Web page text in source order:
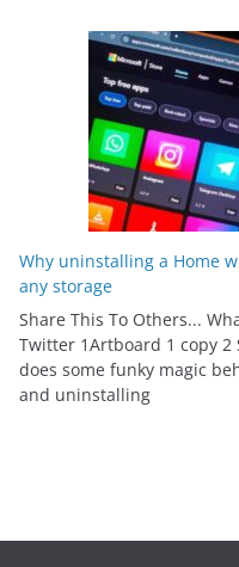
Why uninstalling a Home
any storage
Share This To Others...
Twitter 1Artboard 1 copy
does some funky magic
and uninstalling